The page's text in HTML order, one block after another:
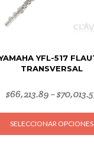
YFL-517
TRANSVERSAL
$66,213.89 –$
SELECCIONAR OPCIONES